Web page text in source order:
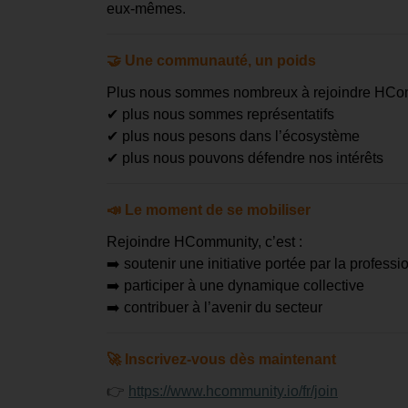
eux-mêmes.
🤝 Une communauté, un poids
Plus nous sommes nombreux à rejoindre
✔ plus nous sommes représentatifs
✔ plus nous pesons dans l’écosystème
✔ plus nous pouvons défendre nos intérêts
📣 Le moment de se mobiliser
Rejoindre HCommunity, c’est :
➡️ soutenir une initiative portée par la
➡️ participer à une dynamique collective
➡️ contribuer à l’avenir du secteur
🚀Inscrivez-vous dès maintenant
👉 https://www.hcommunity.io/fr/join